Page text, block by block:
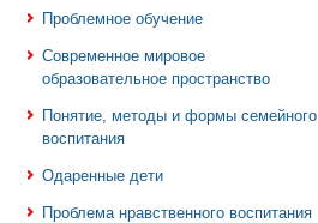
Проблемное обучение
Современное мировое
образовательное пространство
Понятие, методы и формы семейного
воспитания
Одаренные дети
Проблема нравственного воспитания